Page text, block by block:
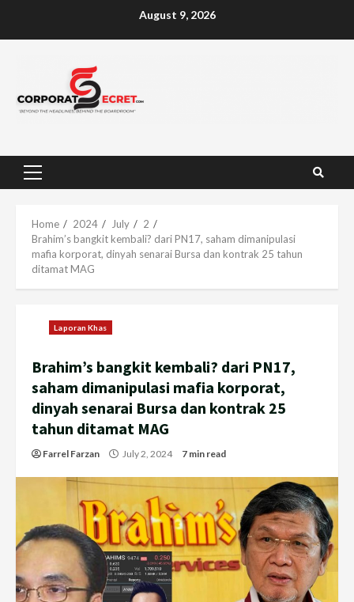
August 9, 2026
Primary
Home 2024 July
2
Brahim’s bangkit kembali? dari PN17, saham dimanipulasi
mafia korporat, dinyah senarai Bursa dan kontrak 25 tahun
ditamat MAG
Laporan Khas
Brahim’s bangkit kembali? dari PN17,
saham dimanipulasi mafia korporat,
dinyah senarai Bursa dan kontrak 25
tahun ditamat MAG
Farrel Farzan July 2, 2024 7 min read